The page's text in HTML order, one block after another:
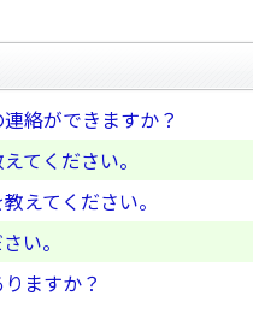
絡ができますか？
てください。
えてください。
い。
ますか？